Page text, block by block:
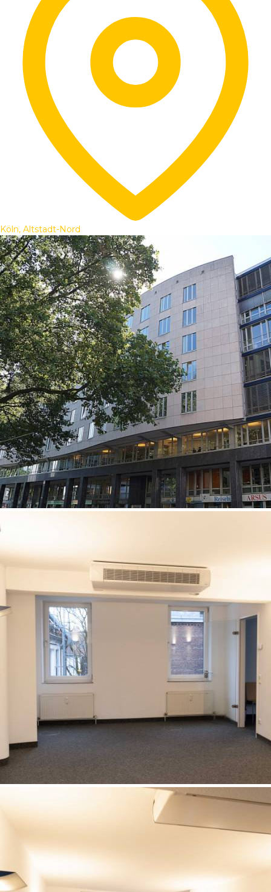
Köln, Altstadt-Nord